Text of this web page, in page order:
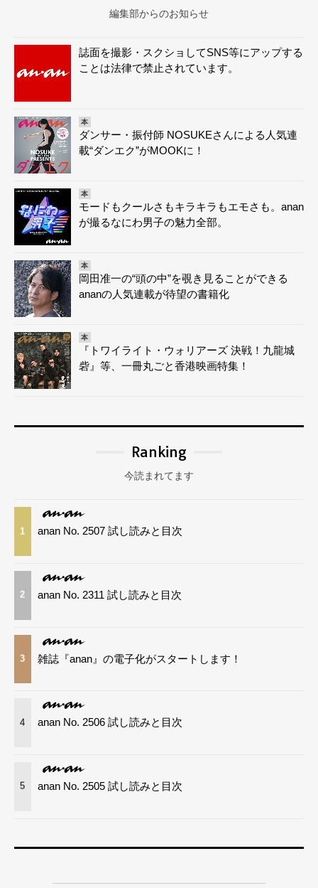
編集部からのお知らせ
誌面を撮影・スクショしてSNS等にアップする
ことは法律で禁止されています。
本
ダンサー・振付師 NOSUKEさんによる人気連
載“ダンエク”がMOOKに！
本
モードもクールさもキラキラもエモさも。anan
が撮るなにわ男子の魅力全部。
本
岡田准一の“頭の中”を覗き見ることができる
ananの人気連載が待望の書籍化
本
『トワイライト・ウォリアーズ 決戦！九龍城
砦』等、一冊丸ごと香港映画特集！
Ranking
今読まれてます
1 anan No. 2507 試し読みと目次
2 anan No. 2311 試し読みと目次
3 雑誌『anan』の電子化がスタートします！
4 anan No. 2506 試し読みと目次
5 anan No. 2505 試し読みと目次